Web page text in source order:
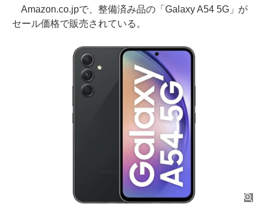
Amazon.co.jpで、整備済み品の「Galaxy A54 5G」が
セール価格で販売されている。